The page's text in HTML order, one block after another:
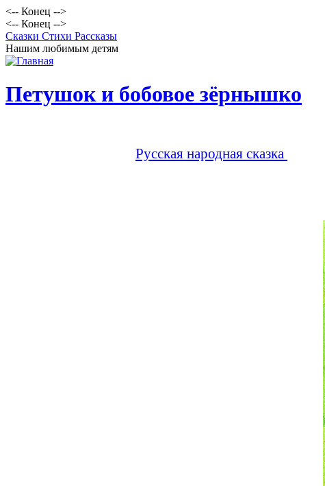
<-- Конец -->
<-- Конец -->
Сказки Стихи Рассказы
Нашим любимым детям
Петушок и бобовое зёрнышко
Русская народная сказка